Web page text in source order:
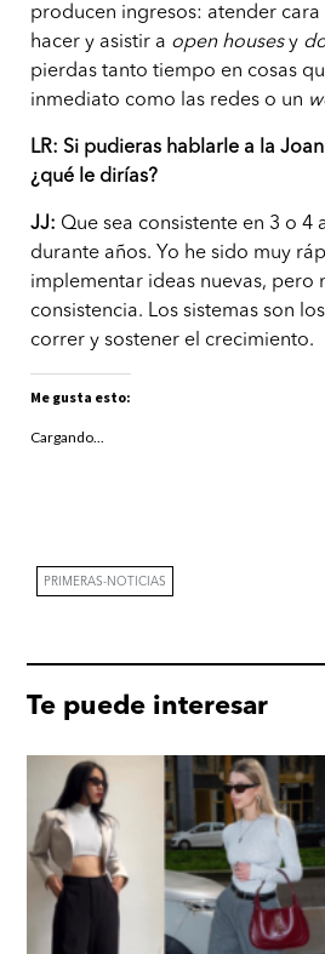
producen ingresos: atender cara
hacer y asistir a open housesy
pierdas tanto tiempo en cosas
inmediato como las redes o un
LR: Si pudieras hablarle a la
¿qué le dirías?
JJ: Que sea consistente en 3 o 4
durante años. Yo he sido muy
implementar ideas nuevas, pero
consistencia. Los sistemas son
correr y sostener el crecimiento.
Me gusta esto:
Cargando...
PRIMERAS-NOTICIAS
Te puede interesar